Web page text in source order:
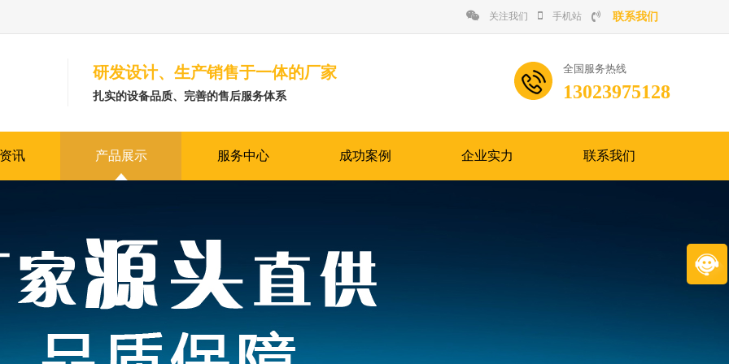
关注我们 手机站 联系我们
研发设计、生产销售于一体的厂家
扎实的设备品质、完善的售后服务体系
全国服务热线
13023975128
讯 产品展示 服务中心 成功案例 企业实力 联系我们